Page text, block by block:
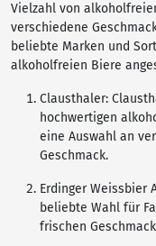
Vielzahl von
verschiedene
beliebte Marken und
alkoholfreien Biere
Clausthaler:
hochwertigen
eine Auswahl an
Geschmack.
Erdinger Weissbier
beliebte Wahl für
frischen